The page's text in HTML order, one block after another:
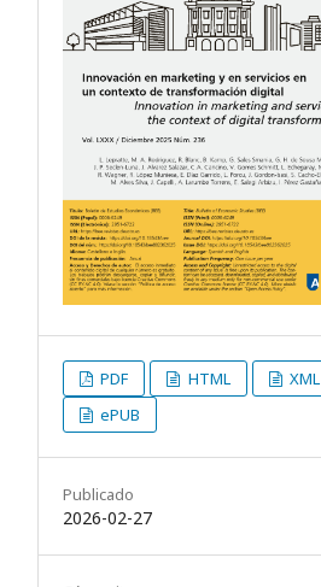
PDF HTML
XML
ePUB
Publicado
2026-02-27